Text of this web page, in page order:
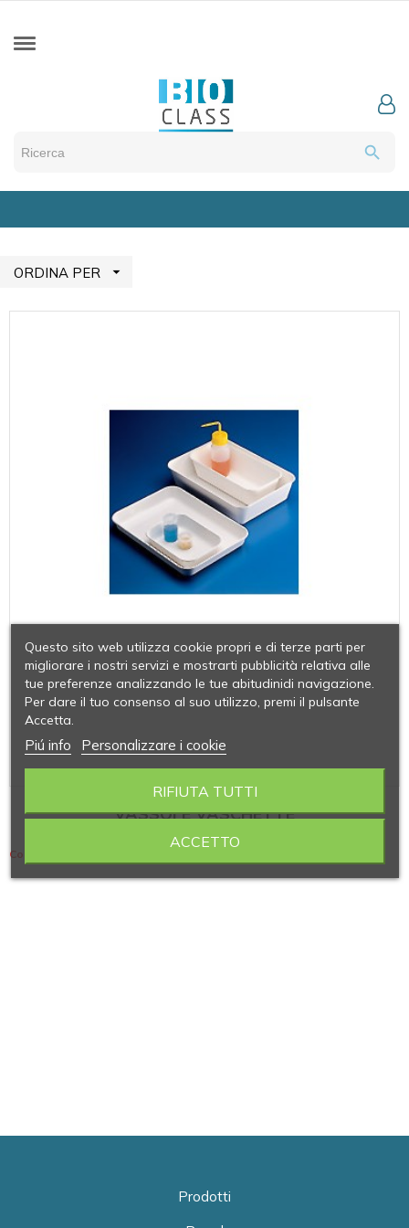
search
ORDINA PER 
VASSOI E VASCHETTE
Contiene 15 articoli
Prodotti
Questo sito web utilizza cookie propri e di terze parti per
migliorare i nostri servizi e mostrarti pubblicità relativa alle
tue preferenze analizzando le tue abitudinidi navigazione.
Per dare il tuo consenso al suo utilizzo, premi il pulsante
Accetta.
Piú info Personalizzare i cookie
RIFIUTA TUTTI
ACCETTO